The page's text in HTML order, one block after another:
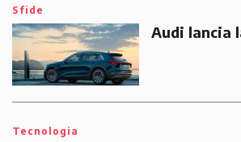
Sfide
Audi lancia
Tecnologia